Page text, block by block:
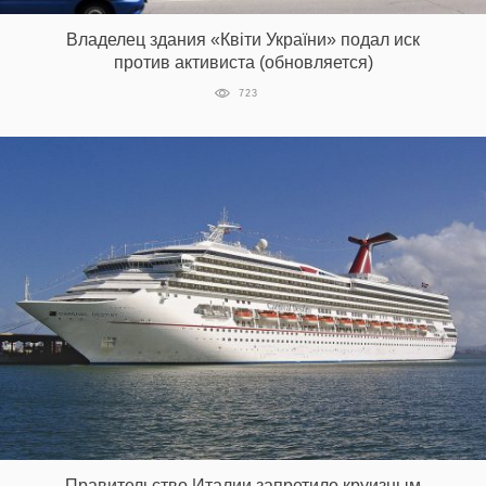
Владелец здания «Квіти України» подал иск
против активиста (обновляется)
723